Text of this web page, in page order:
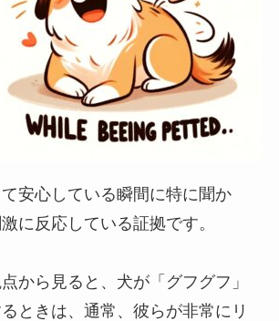
安心している瞬間に特に聞か
に反応している証拠です。
から見ると、犬が「グフグフ」
ときは、通常、彼らが非常にリ